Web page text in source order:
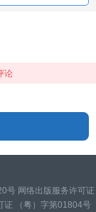
论
号 网络出版服务许可证
证 （粤）字第01804号